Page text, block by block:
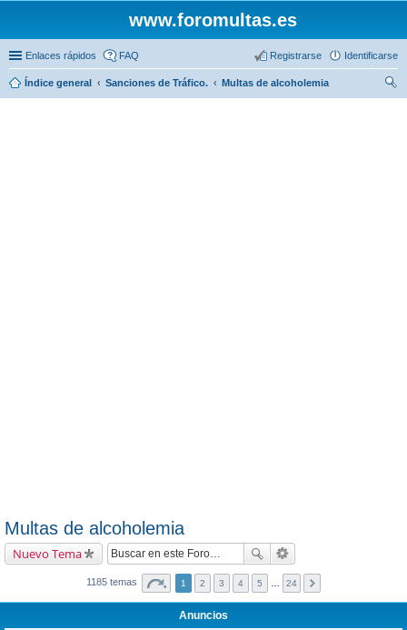
www.foromultas.es
Enlaces rápidos FAQ Identificarse
Registrarse
Índice general Sanciones de Tráfico.
Multas de alcoholemia
Multas de alcoholemia
Nuevo Tema
1185 temas 1 2 3 4 5 24
Anuncios